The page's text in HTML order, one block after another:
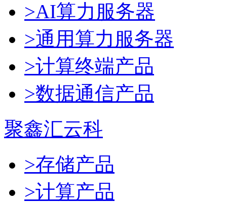
>AI算力服务器
>通用算力服务器
>计算终端产品
>数据通信产品
聚鑫汇云科
>存储产品
>计算产品